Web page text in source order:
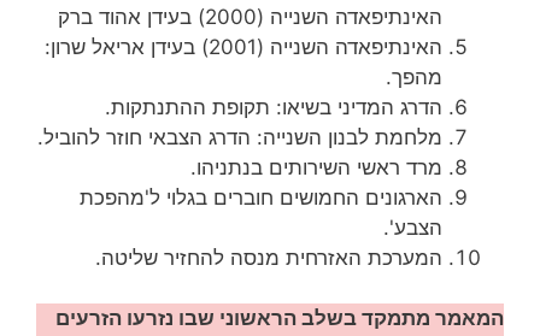
האינתיפאדה השנייה (2000) בעידן אהוד ברק
האינתיפאדה השנייה (2001) בעידן אריאל שרון:
מהפך.
הדרג המדיני בשיאו: תקופת ההתנתקות.
מלחמת לבנון השנייה: הדרג הצבאי חוזר להוביל.
מרד ראשי השירותים בנתניהו.
הארגונים החמושים חוברים בגלוי ל'מהפכת
הצבע'.
המערכת האזרחית מנסה להחזיר שליטה.
המאמר מתמקד בשלב הראשוני שבו נזרעו הזרעים